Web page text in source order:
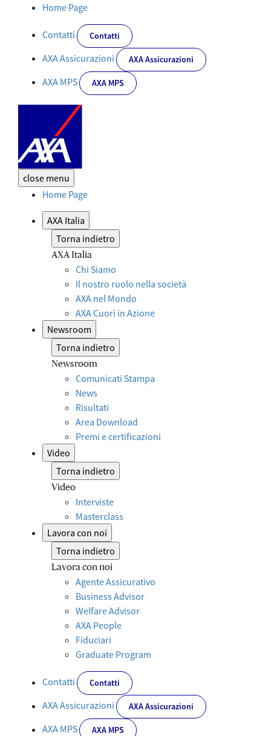
AXA Assicurazioni è partner assicurativo del Gruppo Renault -
Home Page
Contatti Contatti
AXA Assicurazioni AXA Assicurazioni
AXA MPS AXA MPS
close menu
Home Page
AXA Italia
Torna indietro
AXA Italia
Chi Siamo
Il nostro ruolo nella società
AXA nel Mondo
AXA Cuori in Azione
Newsroom
Torna indietro
Newsroom
Comunicati Stampa
News
Risultati
Area Download
Premi e certificazioni
Video
Torna indietro
Video
Interviste
Masterclass
Lavora con noi
Torna indietro
Lavora con noi
Agente Assicurativo
Business Advisor
Welfare Advisor
AXA People
Fiduciari
Graduate Program
Contatti Contatti
AXA Assicurazioni AXA Assicurazioni
AXA MPS AXA MPS